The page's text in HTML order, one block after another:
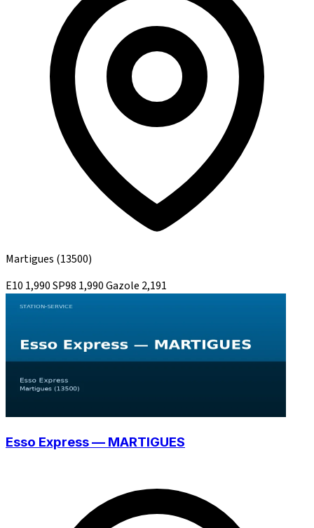
Martigues (13500)
E10 1,990SP98 1,990Gazole 2,191
Esso Express — MARTIGUES